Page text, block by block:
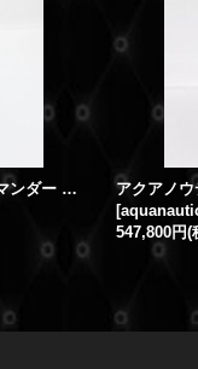
アクアノウティック キングサブコマンダー アフターダイヤ ダイヤマスク ハーフダイヤベルト
[
547,800円(